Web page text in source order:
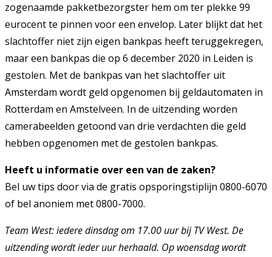
zogenaamde pakketbezorgster hem om ter plekke 99
eurocent te pinnen voor een envelop. Later blijkt dat het
slachtoffer niet zijn eigen bankpas heeft teruggekregen,
maar een bankpas die op 6 december 2020 in Leiden is
gestolen. Met de bankpas van het slachtoffer uit
Amsterdam wordt geld opgenomen bij geldautomaten in
Rotterdam en Amstelveen. In de uitzending worden
camerabeelden getoond van drie verdachten die geld
hebben opgenomen met de gestolen bankpas.
Heeft u informatie over een van de zaken?
Bel uw tips door via de gratis opsporingstiplijn 0800-6070
of bel anoniem met 0800-7000.
Team West: iedere dinsdag om 17.00 uur bij TV West. De
uitzending wordt ieder uur herhaald. Op woensdag wordt